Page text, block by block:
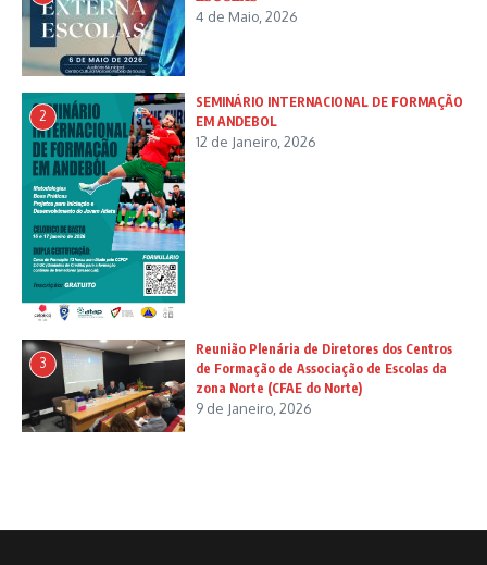
4 de Maio, 2026
2
SEMINÁRIO INTERNACIONAL DE FORMAÇÃO
EM ANDEBOL
12 de Janeiro, 2026
3
Reunião Plenária de Diretores dos Centros
de Formação de Associação de Escolas da
zona Norte (CFAE do Norte)
9 de Janeiro, 2026